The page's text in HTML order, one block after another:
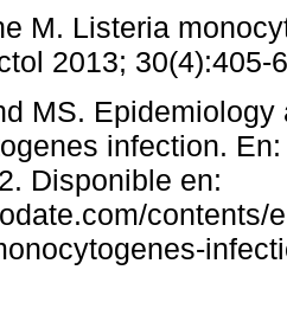
M. Listeria
2013; 30(4):405-
MS.
infection.
Disponible en:
contents/